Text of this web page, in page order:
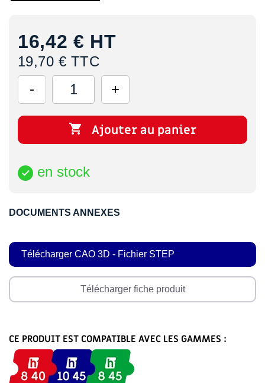
16,42 € HT
19,70 € TTC
 Ajouter au panier
 en stock
DOCUMENTS ANNEXES
Télécharger CAO 3D - Fichier STEP
Télécharger fiche produit
CE PRODUIT EST COMPATIBLE AVEC LES GAMMES :